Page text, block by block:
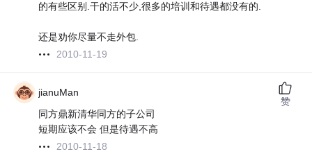
的有些区别.干的活不少,很多的培训和待遇都没有的.
还是劝你尽量不走外包.
2010-11-19
jianuMan
同方鼎新清华同方的子公司
短期应该不会 但是待遇不高
2010-11-18
赞